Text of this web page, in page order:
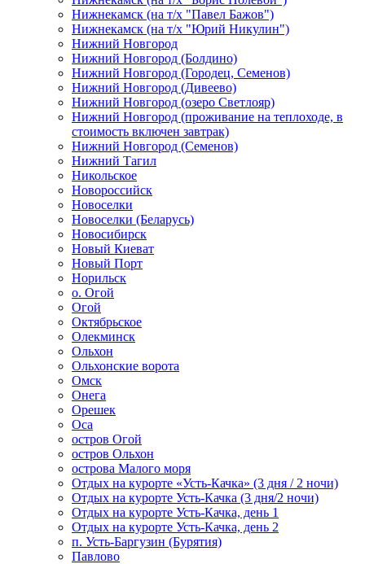
Нижнекамск (на т/х "Павел Бажов")
Нижнекамск (на т/х "Юрий Никулин")
Нижний Новгород
Нижний Новгород (Болдино)
Нижний Новгород (Городец, Семенов)
Нижний Новгород (Дивеево)
Нижний Новгород (озеро Светлояр)
Нижний Новгород (проживание на теплоходе, в
стоимость включен завтрак)
Нижний Новгород (Семенов)
Нижний Тагил
Никольское
Новороссийск
Новоселки
Новоселки (Беларусь)
Новосибирск
Новый Киеват
Новый Порт
Норильск
о. Огой
Огой
Октябрьское
Олекминск
Ольхон
Ольхонские ворота
Омск
Онега
Орешек
Оса
остров Огой
остров Ольхон
острова Малого моря
Отдых на курорте «Усть-Качка» (3 дня / 2 ночи)
Отдых на курорте Усть-Качка (3 дня/2 ночи)
Отдых на курорте Усть-Качка, день 1
Отдых на курорте Усть-Качка, день 2
п. Усть-Баргузин (Бурятия)
Павлово